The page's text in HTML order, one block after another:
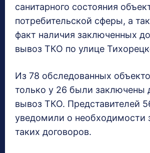
санитарного состояния
потребительской сферы, а
факт наличия заключенных
вывоз ТКО по улице
Из 78 обследованных
только у 26 были заключены
вывоз ТКО. Представителей
уведомили о необходимости
таких договоров.